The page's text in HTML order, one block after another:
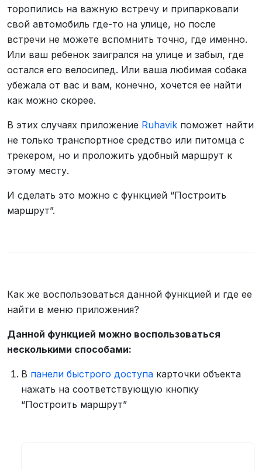
торопились на важную встречу и припарковали
свой автомобиль где-то на улице, но после
встречи не можете вспомнить точно, где именно.
Или ваш ребенок заигрался на улице и забыл, где
остался его велосипед. Или ваша любимая собака
убежала от вас и вам, конечно, хочется ее найти
как можно скорее.
В этих случаях приложение Ruhavik поможет найти
не только транспортное средство или питомца с
трекером, но и проложить удобный маршрут к
этому месту.
И сделать это можно с функцией “Построить
маршрут”.
Как же воспользоваться данной функцией и где ее
найти в меню приложения?
Данной функцией можно воспользоваться
несколькими способами:
В панели быстрого доступа карточки объекта
нажать на соответствующую кнопку
“Построить маршрут”